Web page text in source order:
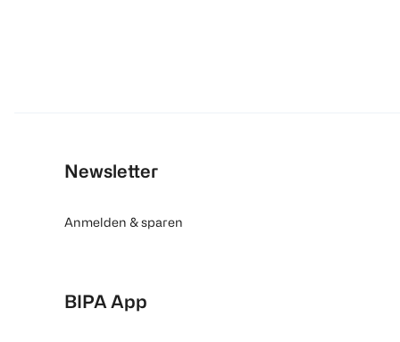
Newsletter
Anmelden & sparen
BIPA App